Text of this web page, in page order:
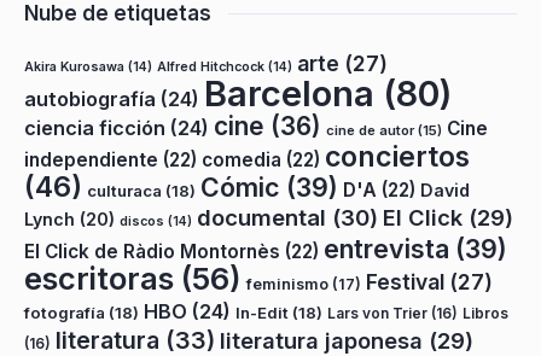
Nube de etiquetas
Akira Kurosawa (14) Alfred Hitchcock (14) arte (27)
autobiografía (24) Barcelona (80)
ciencia ficción (24) cine (36) cine de autor(15) Cine
independiente (22) comedia (22) conciertos
(46) culturaca (18) Cómic (39) D'A (22) David
Lynch (20) discos (14) documental (30) El Click (29)
El Click de Ràdio Montornès (22) entrevista (39)
escritoras (56) feminismo (17) Festival (27)
fotografía (18) HBO (24) In-Edit (18) Lars von Trier (16) Libros
(16) literatura (33) literatura japonesa (29)